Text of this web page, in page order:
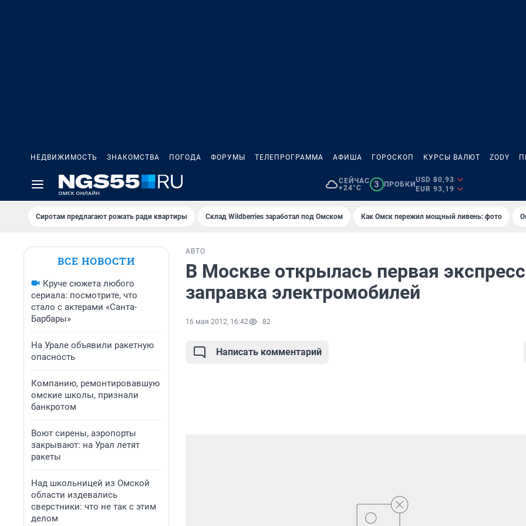
НЕДВИЖИМОСТЬ ЗНАКОМСТВА ПОГОДА ФОРУМЫ ТЕЛЕПРОГРАММА АФИША ГОРОСКОП КУРСЫ ВАЛЮТ ZODY
СЕЙЧАС
+24°C
3 ПРОБКИ
USD 80,93
EUR 93,19
Сиротам предлагают рожать ради квартиры Склад Wildberries заработал под Омском Как Омск пережил мощный ливень: фото
ВСЕ НОВОСТИ
Круче сюжета любого
сериала: посмотрите, что
стало с актерами «Санта-
Барбары»
На Урале объявили ракетную
опасность
Компанию, ремонтировавшую
омские школы, признали
банкротом
Воют сирены, аэропорты
закрывают: на Урал летят
ракеты
Над школьницей из Омской
области издевались
сверстники: что не так с этим
делом
АВТО
В Москве открылась первая
заправка электромобилей
16 мая 2012, 16:42 82
Написать комментарий